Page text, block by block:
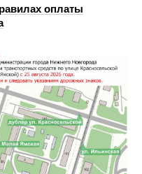
оплаты